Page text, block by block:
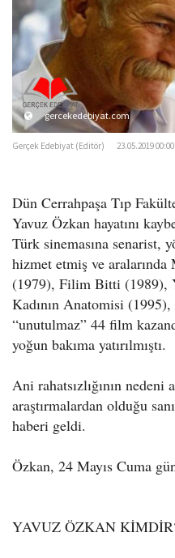
o
n
gercekedebiyat.com
Gerçek Edebiyat (Editör) 23.05.2019 00:00
Dün Cerrahpaşa Tıp
Yavuz Özkan hayatını
Türk sinemasına senarist,
hizmet etmiş ve
(1979), Filim Bitti (1989),
Kadının Anatomisi
“unutulmaz” 44 film
yoğun bakıma yatırılmıştı.
Ani rahatsızlığının nedeni
araştırmalardan olduğu
haberi geldi.
Özkan, 24 Mayıs Cuma
YAVUZ ÖZKAN